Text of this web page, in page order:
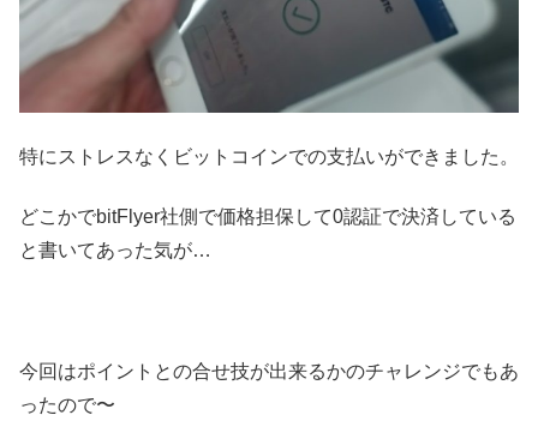
特にストレスなくビットコインでの支払いができました。
どこかでbitFlyer社側で価格担保して0認証で決済している
と書いてあった気が…
今回はポイントとの合せ技が出来るかのチャレンジでもあ
ったので〜